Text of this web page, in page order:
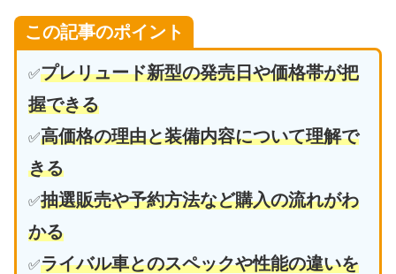
この記事のポイント
✅プレリュード新型の発売日や価格帯が把
握できる
✅高価格の理由と装備内容について理解で
きる
✅抽選販売や予約方法など購入の流れがわ
かる
✅ライバル車とのスペックや性能の違いを